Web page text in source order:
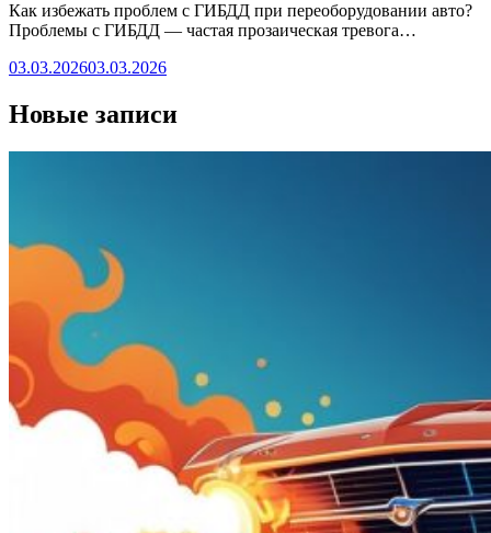
Как избежать проблем с ГИБДД при переоборудовании авто?
Проблемы с ГИБДД — частая прозаическая тревога…
03.03.202603.03.2026
Новые записи